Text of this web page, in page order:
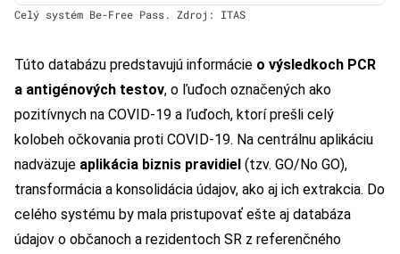
Celý systém Be-Free Pass. Zdroj: ITAS
Túto databázu predstavujú informácie o výsledkoch PCR
a antigénových testov, o ľuďoch označených ako
pozitívnych na COVID-19 a ľuďoch, ktorí prešli celý
kolobeh očkovania proti COVID-19. Na centrálnu aplikáciu
nadväzuje aplikácia biznis pravidiel (tzv. GO/No GO),
transformácia a konsolidácia údajov, ako aj ich extrakcia. Do
celého systému by mala pristupovať ešte aj databáza
údajov o občanoch a rezidentoch SR z referenčného